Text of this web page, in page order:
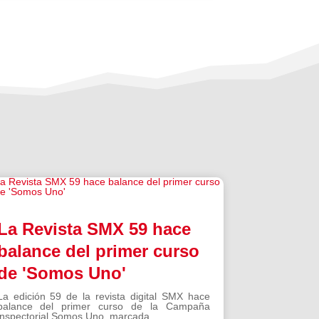
Revista SMX 59 hace
del primer curso
'Somos Uno'
edición 59 de la revista digital SMX hace
del primer curso de la Campaña
Somos Uno, marcada...